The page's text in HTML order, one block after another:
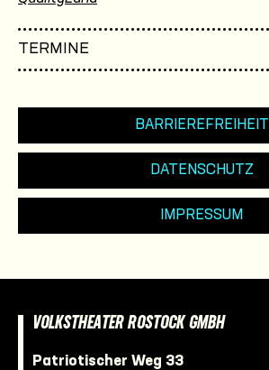
TERMINE
BARRIEREFREIHEIT
DATENSCHUTZ
IMPRESSUM
VOLKSTHEATER ROSTOCK GMBH
Patriotischer Weg 33